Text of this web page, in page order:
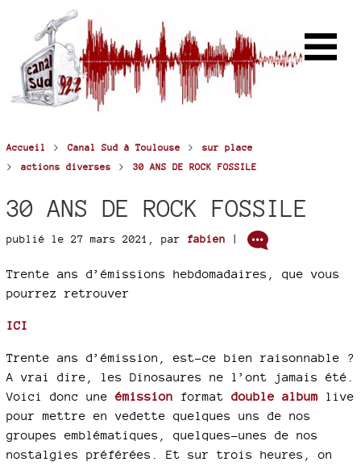
Accueil > Canal Sud à Toulouse > sur place
> actions diverses > 30 ANS DE ROCK FOSSILE
30 ANS DE ROCK FOSSILE
publié le 27 mars 2021 , par fabien |
Trente ans d’émissions hebdomadaires, que vous
pourrez retrouver
ICI
Trente ans d’émission, est-ce bien raisonnable ?
A vrai dire, les Dinosaures ne l’ont jamais été.
Voici donc une émission format double album live
pour mettre en vedette quelques uns de nos
groupes emblématiques, quelques-unes de nos
nostalgies préférées. Et sur trois heures, on